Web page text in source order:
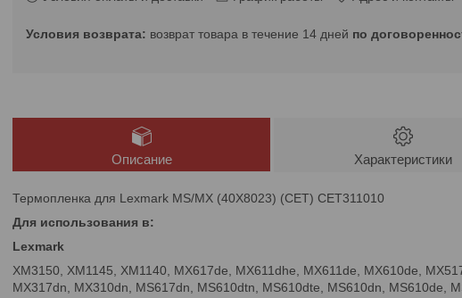
возврат товара в течение 14 дней по
Описание Характеристики
Термопленка для Lexmark MS/MX (40X8023) (CET) CET311010
Для использования в:
Lexmark
XM3150, XM1145, XM1140, MX617de, MX611dhe, MX611de, MX610de,
MX317dn, MX310dn, MS617dn, MS610dtn, MS610dte, MS610dn, MS610de,